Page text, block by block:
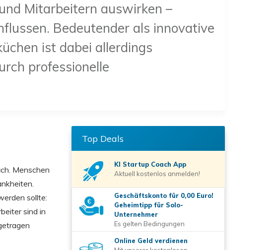
Mitarbeitern auswirken –
Bedeutender als innovative
ist dabei allerdings
professionelle
Menschen
sollte:
sind in
Top Deals
KI Startup Coach App
Aktuell kostenlos anmelden!
Geschäftskonto für 0,00 Euro!
Geheimtipp für Solo-
Unternehmer
Es gelten Bedingungen
Online Geld verdienen